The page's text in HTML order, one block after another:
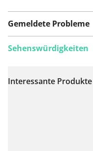
Gemeldete Probleme
Auf Karte
Sehenswürdigkeiten
Interessante